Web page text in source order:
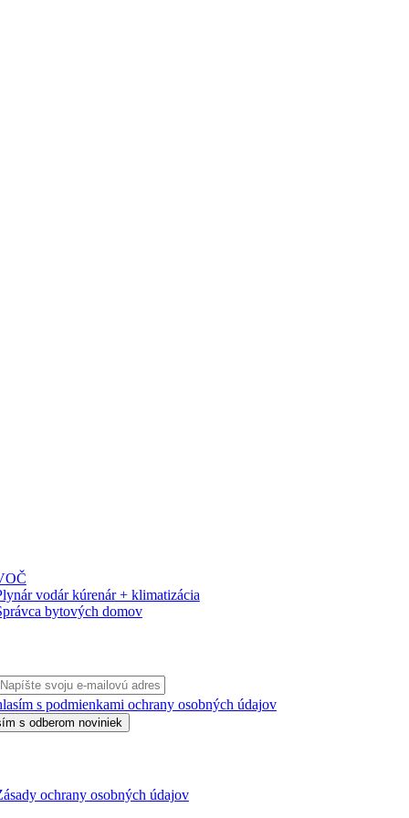
vodár kúrenár + klimatizácia
bytových domov
s podmienkami ochrany osobných údajov
ochrany osobných údajov